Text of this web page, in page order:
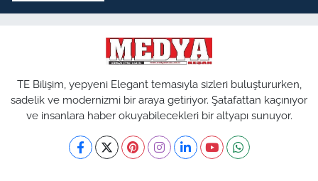
TE Bilişim, yepyeni Elegant temasıyla sizleri buluştururken,
sadelik ve modernizmi bir araya getiriyor. Şatafattan kaçınıyor
ve insanlara haber okuyabilecekleri bir altyapı sunuyor.